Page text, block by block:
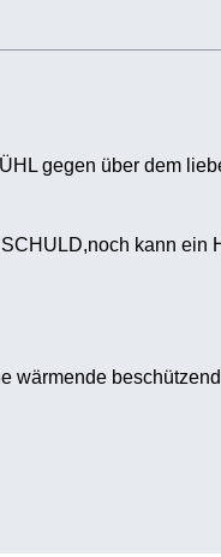
gegen über dem
kann ein
wärmende